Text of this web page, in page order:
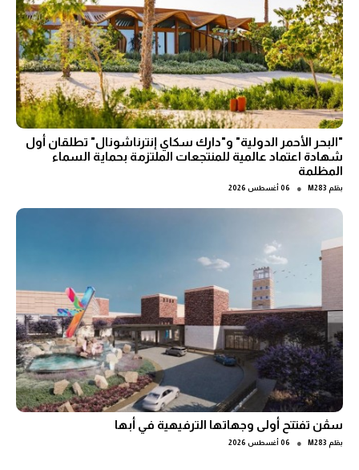
"البحر الأحمر الدولية" و"دارك سكاي إنترناشونال" تطلقان أول
شهادة اعتماد عالمية للمنتجعات الملتزمة بحماية السماء
المظلمة
بقلم M283
● 06 أغسطس 2026
سڤن تفتتح أولى وجهاتها الترفيهية في أبها
بقلم M283
● 06 أغسطس 2026